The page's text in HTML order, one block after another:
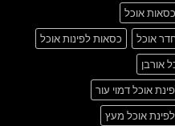
כסאות אוכל
אוכל
כסאות לפינות אוכל
אורבן
אוכל דמוי עור
אוכל מעץ